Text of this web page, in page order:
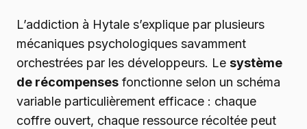
L’addiction à Hytale s’explique par plusieurs
mécaniques psychologiques savamment
orchestrées par les développeurs. Le système
de récompenses fonctionne selon un schéma
variable particulièrement efficace : chaque
coffre ouvert, chaque ressource récoltée peut